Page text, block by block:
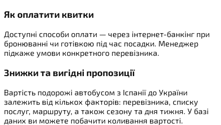
Як оплатити квитки
Доступні способи оплати — через інтернет-банкінг при
бронюванні чи готівкою під час посадки. Менеджер
підкаже умови конкретного перевізника.
Знижки та вигідні пропозиції
Вартість подорожі автобусом з Іспанії до України
залежить від кількох факторів: перевізника, списку
послуг, маршруту, а також сезону та дня тижня. У базі
даних ви можете побачити коливання вартості.